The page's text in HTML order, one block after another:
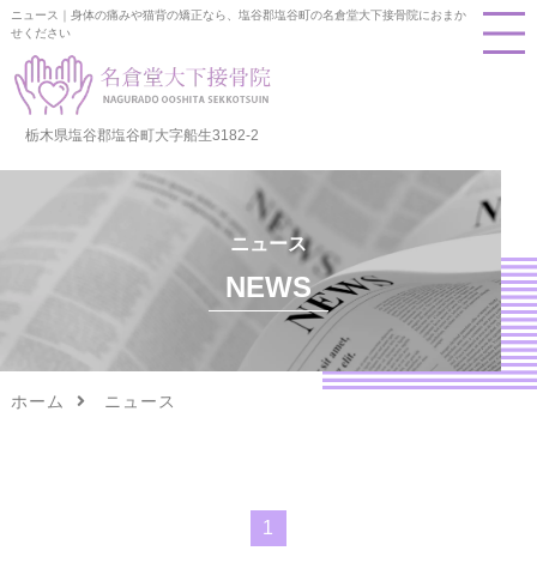
ニュース｜身体の痛みや猫背の矯正なら、塩谷郡塩谷町の名倉堂大下接骨院におまか
せください
栃木県塩谷郡塩谷町大字船生3182-2
ニュース
NEWS
ホーム ニュース
1